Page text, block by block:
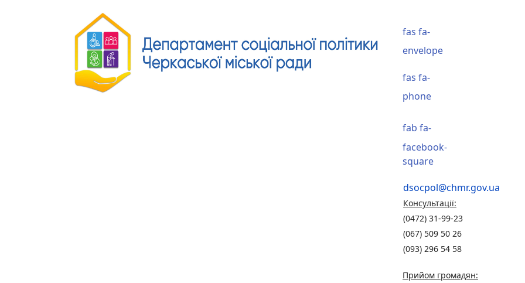
fas fa-
envelope
fas fa-
phone
fab fa-
facebook-
square
dsocpol@chmr.gov.ua
Консультації:
(0472) 31-99-23
(067) 509 50 26
(093) 296 54 58
Прийом громадян: